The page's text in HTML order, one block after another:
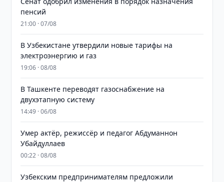
пенсий
21:00 · 07/08
В Узбекистане утвердили новые тарифы на
электроэнергию и газ
19:06 · 08/08
В Ташкенте переводят газоснабжение на
двухэтапную систему
14:49 · 06/08
Умер актёр, режиссёр и педагог Абдуманнон
Убайдуллаев
00:22 · 08/08
Узбекским предпринимателям предложили